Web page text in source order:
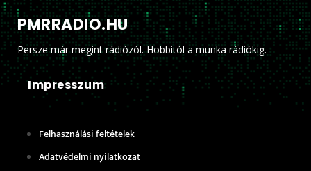
PMRRADIO.HU
Persze már megint rádiózól. Hobbitól a munka rádiókig.
Impresszum
Felhasználási feltételek
Adatvédelmi nyilatkozat